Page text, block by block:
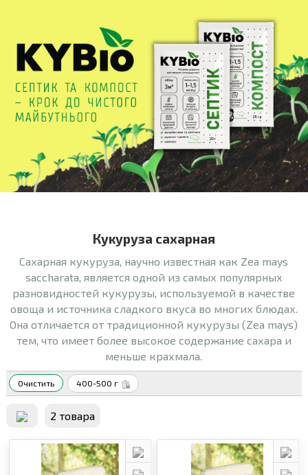
Кукуруза сахарная
Сахарная кукуруза, научно известная как Zea mays
saccharata, является одной из самых популярных
разновидностей кукурузы, используемой в качестве
овоща и источника сладкого вкуса во многих блюдах.
Она отличается от традиционной кукурузы (Zea mays)
тем, что имеет более высокое содержание сахара и
меньше крахмала.
Очистить 400-500 г
2 товара